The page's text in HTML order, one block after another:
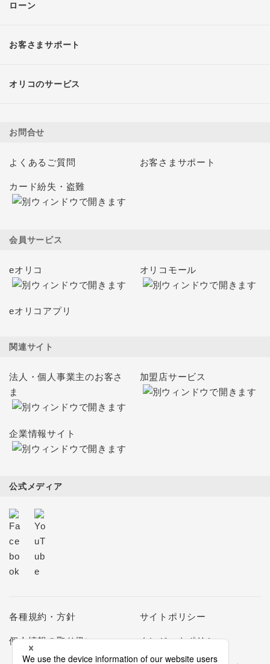
ローン
お客さまサポート
オリコのサービス
お問合せ
よくあるご質問 お客さまサポート
カード紛失・盗難
会員サービス
eオリコ オリコモール
eオリコアプリ
関連サイト
法人・個人事業主のお客さ
ま
加盟店サービス
企業情報サイト
公式メディア
各種規約・方針 サイトポリシー
個人情報の取り扱い クレジットポリシー